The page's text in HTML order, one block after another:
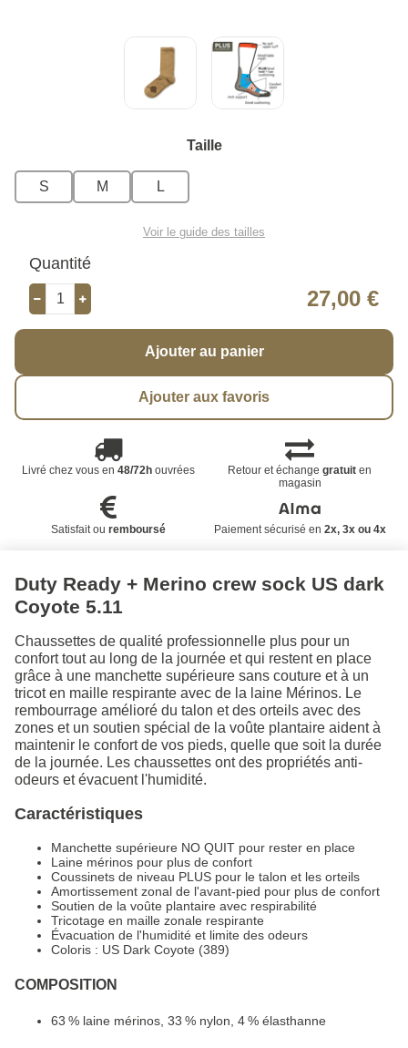
Taille
S M L
Voir le guide des tailles
Quantité
27,00 €
Ajouter au panier
Ajouter aux favoris
Livré chez vous en 48/72houvrées Retour et échangegratuit en
magasin
Satisfait ou remboursé Paiement sécurisé en 2x, 3x ou 4x
Duty Ready + Merino crew sock US dark
Coyote 5.11
Chaussettes de qualité professionnelle plus pour un
confort tout au long de la journée et qui restent en place
grâce à une manchette supérieure sans couture et à un
tricot en maille respirante avec de la laine Mérinos. Le
rembourrage amélioré du talon et des orteils avec des
zones et un soutien spécial de la voûte plantaire aident à
maintenir le confort de vos pieds, quelle que soit la durée
de la journée. Les chaussettes ont des propriétés anti-
odeurs et évacuent l'humidité.
Caractéristiques
Manchette supérieure NO QUIT pour rester en place
Laine mérinos pour plus de confort
Coussinets de niveau PLUS pour le talon et les orteils
Amortissement zonal de l'avant-pied pour plus de confort
Soutien de la voûte plantaire avec respirabilité
Tricotage en maille zonale respirante
Évacuation de l'humidité et limite des odeurs
Coloris : US Dark Coyote (389)
COMPOSITION
63 % laine mérinos, 33 % nylon, 4 % élasthanne